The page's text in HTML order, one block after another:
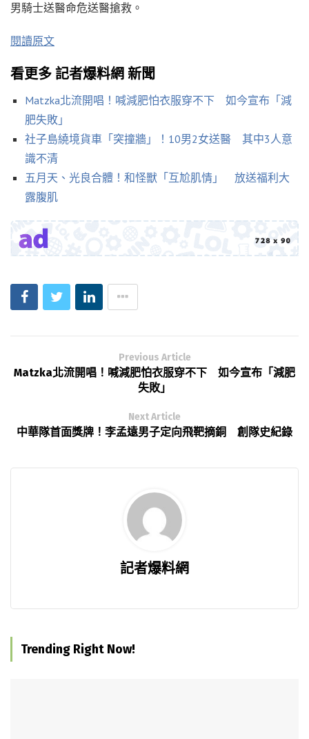
男騎士送醫命危送醫搶救。
閱讀原文
看更多 記者爆料網 新聞
Matzka北流開唱！喊減肥怕衣服穿不下 如今宣布「減
肥失敗」
社子島繞境貨車「突撞牆」！10男2女送醫 其中3人意
識不清
五月天、光良合體！和怪獸「互尬肌情」 放送福利大
露腹肌
Previous Article
Matzka北流開唱！喊減肥怕衣服穿不下 如今宣布「減肥
失敗」
Next Article
中華隊首面獎牌！李孟遠男子定向飛靶摘銅 創隊史紀錄
記者爆料網
Trending Right Now!